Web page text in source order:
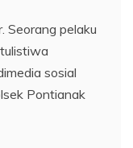
Seorang pelaku
sosial
Pontianak